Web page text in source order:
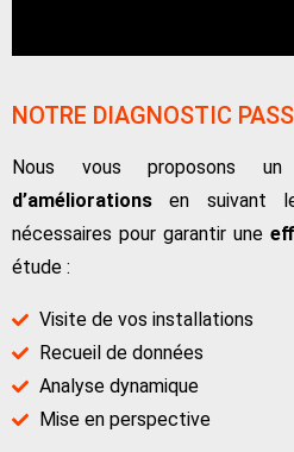
NOTRE DIAGNOSTIC
Nous vous proposons
d’améliorations en suivant
nécessaires pour garantir une
étude :
Visite de vos installations
Recueil de données
Analyse dynamique
Mise en perspective